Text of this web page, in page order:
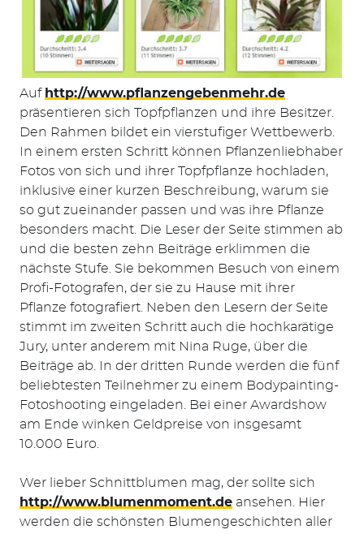
Suchen
nach:
Aufhttp://www.pflanzengebenmehr.de
präsentieren sich Topfpflanzen und ihre Besitzer.
Den Rahmen bildet ein vierstufiger Wettbewerb.
In einem ersten Schritt können Pflanzenliebhaber
Fotos von sich und ihrer Topfpflanze hochladen,
inklusive einer kurzen Beschreibung, warum sie
so gut zueinander passen und was ihre Pflanze
besonders macht. Die Leser der Seite stimmen ab
und die besten zehn Beiträge erklimmen die
nächste Stufe. Sie bekommen Besuch von einem
Profi-Fotografen, der sie zu Hause mit ihrer
Pflanze fotografiert. Neben den Lesern der Seite
stimmt im zweiten Schritt auch die hochkarätige
Jury, unter anderem mit Nina Ruge, über die
Beiträge ab. In der dritten Runde werden die fünf
beliebtesten Teilnehmer zu einem Bodypainting-
Fotoshooting eingeladen. Bei einer Awardshow
am Ende winken Geldpreise von insgesamt
10.000 Euro.
Wer lieber Schnittblumen mag, der sollte sich
http://www.blumenmoment.de ansehen. Hier
werden die schönsten Blumengeschichten aller